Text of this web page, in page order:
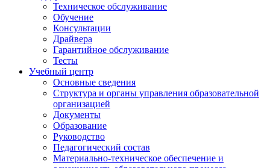
Техническое обслуживание
Обучение
Консультации
Драйвера
Гарантийное обслуживание
Тесты
Учебный центр
Основные сведения
Структура и органы управления образовательной
организацией
Документы
Образование
Руководство
Педагогический состав
Материально-техническое обеспечение и